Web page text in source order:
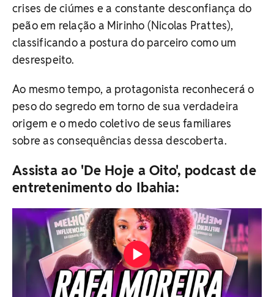
crises de ciúmes e a constante desconfiança do
peão em relação a Mirinho (Nicolas Prattes),
classificando a postura do parceiro como um
desrespeito.
Ao mesmo tempo, a protagonista reconhecerá o
peso do segredo em torno de sua verdadeira
origem e o medo coletivo de seus familiares
sobre as consequências dessa descoberta.
Assista ao 'De Hoje a Oito', podcast de
entretenimento do Ibahia: